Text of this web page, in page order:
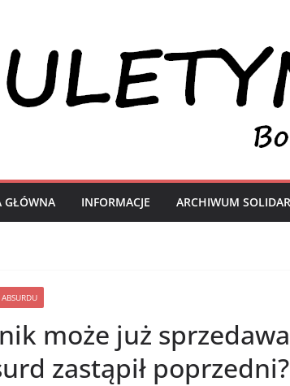
GŁÓWNA INFORMACJE ARCHIWUM
może już
zastąpił poprzedni?